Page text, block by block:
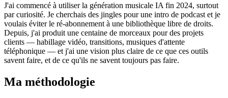
J'ai commencé à utiliser la génération musicale IA fin 2024, surtout
par curiosité. Je cherchais des jingles pour une intro de podcast et je
voulais éviter le ré-abonnement à une bibliothèque libre de droits.
Depuis, j'ai produit une centaine de morceaux pour des projets
clients — habillage vidéo, transitions, musiques d'attente
téléphonique — et j'ai une vision plus claire de ce que ces outils
savent faire, et de ce qu'ils ne savent toujours pas faire.
Ma méthodologie